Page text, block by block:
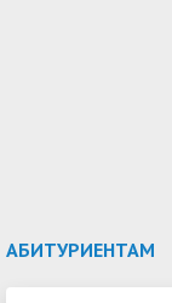
АБИТУРИЕНТАМ